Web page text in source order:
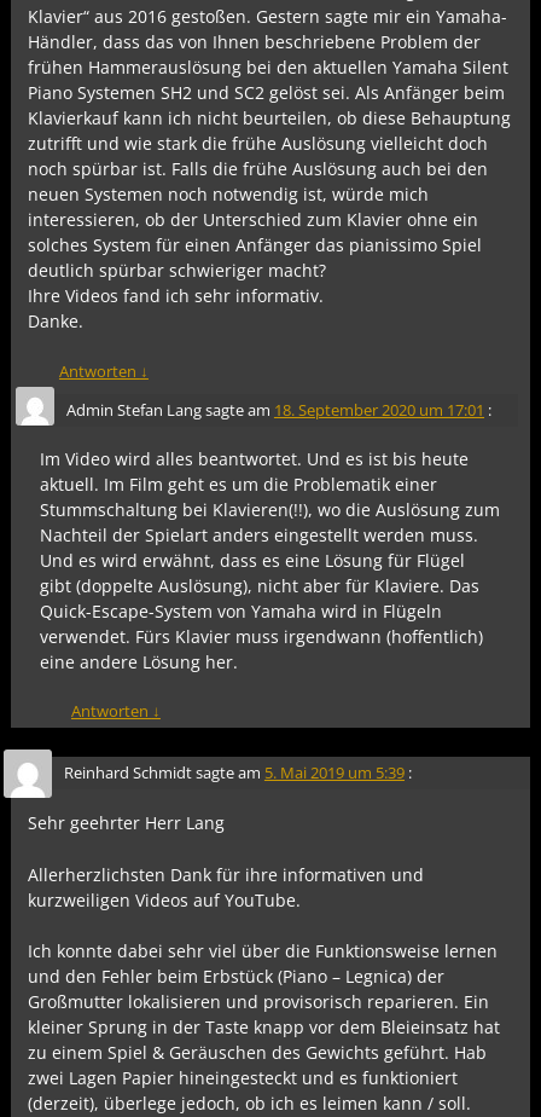
Klavier“ aus 2016 gestoßen. Gestern sagte mir ein Yamaha-
Händler, dass das von Ihnen beschriebene Problem der
frühen Hammerauslösung bei den aktuellen Yamaha Silent
Piano Systemen SH2 und SC2 gelöst sei. Als Anfänger beim
Klavierkauf kann ich nicht beurteilen, ob diese Behauptung
zutrifft und wie stark die frühe Auslösung vielleicht doch
noch spürbar ist. Falls die frühe Auslösung auch bei den
neuen Systemen noch notwendig ist, würde mich
interessieren, ob der Unterschied zum Klavier ohne ein
solches System für einen Anfänger das pianissimo Spiel
deutlich spürbar schwieriger macht?
Ihre Videos fand ich sehr informativ.
Danke.
Antworten ↓
Admin Stefan Langsagte am 18. September 2020 um 17:01 :
Im Video wird alles beantwortet. Und es ist bis heute
aktuell. Im Film geht es um die Problematik einer
Stummschaltung bei Klavieren(!!), wo die Auslösung zum
Nachteil der Spielart anders eingestellt werden muss.
Und es wird erwähnt, dass es eine Lösung für Flügel
gibt (doppelte Auslösung), nicht aber für Klaviere. Das
Quick-Escape-System von Yamaha wird in Flügeln
verwendet. Fürs Klavier muss irgendwann (hoffentlich)
eine andere Lösung her.
Antworten ↓
Reinhard Schmidtsagte am 5. Mai 2019 um 5:39 :
Sehr geehrter Herr Lang
Allerherzlichsten Dank für ihre informativen und
kurzweiligen Videos auf YouTube.
Ich konnte dabei sehr viel über die Funktionsweise lernen
und den Fehler beim Erbstück (Piano – Legnica) der
Großmutter lokalisieren und provisorisch reparieren. Ein
kleiner Sprung in der Taste knapp vor dem Bleieinsatz hat
zu einem Spiel & Geräuschen des Gewichts geführt. Hab
zwei Lagen Papier hineingesteckt und es funktioniert
(derzeit), überlege jedoch, ob ich es leimen kann / soll.